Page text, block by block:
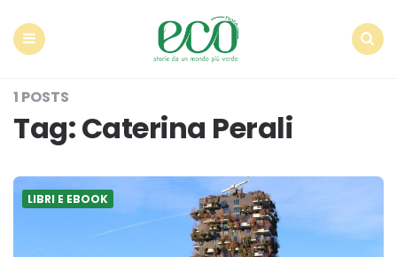
1 POSTS
Tag:Caterina Perali
LIBRI E EBOOK